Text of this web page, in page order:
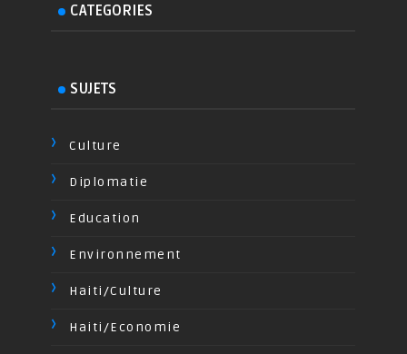
CATEGORIES
SUJETS
Culture
Diplomatie
Education
Environnement
Haiti/Culture
Haiti/Economie